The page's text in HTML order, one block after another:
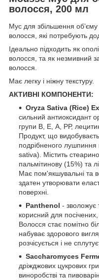
волосся, 200 мл
Мус для збільшення об’єму
волосся, які потребують
Ідеально підходить як
волосся, та як незмивний
волосся.
Має легку і ніжну текстуру.
АКТИВНІ КОМПОНЕНТИ:
Oryza Sativa (Rice)
сильний антиоксидант
групи В, Е, А, РР,
Продукт, що
подрібненого лушпиння
sativa). Містить
пальмітинову (15%) та
Має пом'якшувальні та
здатен утворювати
поверхні.
Panthenol - зволожує
корисний для
Волосся стає помітно
набуває здорового
розчісується і не
Saccharomyces
дріжджових цукрових
виноробстві та